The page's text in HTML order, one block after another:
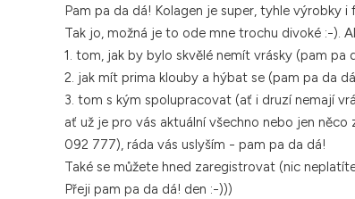
Pam pa da dá! Kolagen je super, tyhle výrobky
Tak jo, možná je to ode mne trochu divoké :-).
1. tom, jak by bylo skvělé nemít vrásky (pam pa
2. jak mít prima klouby a hýbat se (pam pa da
3. tom s kým spolupracovat (ať i druzí nemají
ať už je pro vás aktuální všechno nebo jen
092 777), ráda vás uslyším - pam pa da dá!
Také se můžete hned zaregistrovat (nic
Přeji pam pa da dá! den :-)))